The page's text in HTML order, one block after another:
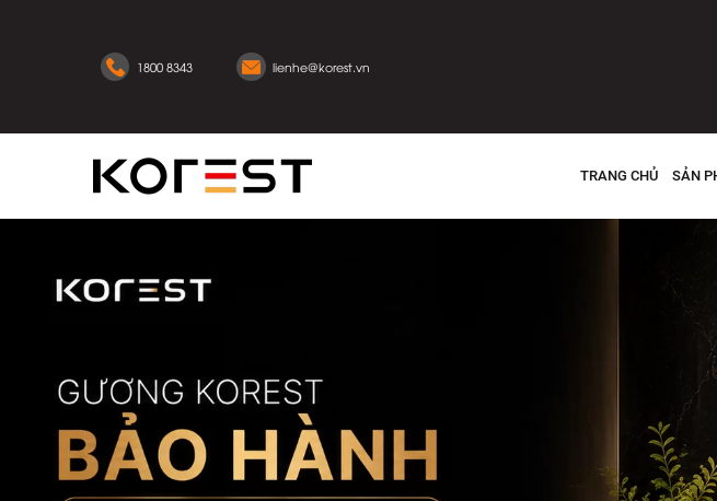
1800 8343 lienhe@korest.vn
TRANG CHỦ SẢN